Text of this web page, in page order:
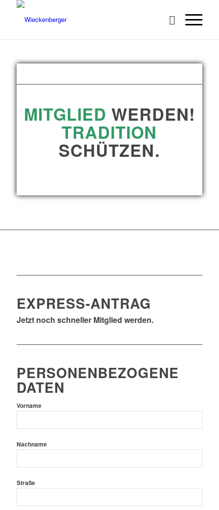
MITGLIED WERDEN!
TRADITION
SCHÜTZEN.
EXPRESS-ANTRAG
Jetzt noch schneller Mitglied werden.
PERSONENBEZOGENE
DATEN
Vorname
Nachname
Straße